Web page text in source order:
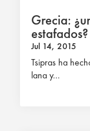
Grecia:
estafados?
Jul 14, 2015
Tsipras ha
lana y...